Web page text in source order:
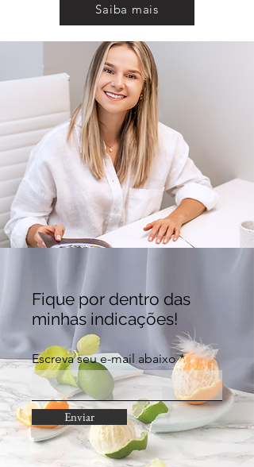
Saiba mais
Fique por dentro das
minhas indicações!
Escreva seu e-mail abaixo
Enviar